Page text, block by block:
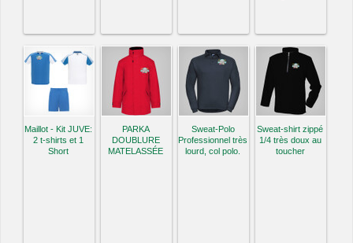
Maillot - Kit JUVE:
2 t-shirts et 1
Short
PARKA
DOUBLURE
MATELASSÉE
Sweat-Polo
Professionnel très
lourd, col polo.
Sweat-shirt zippé
1/4 très doux au
toucher